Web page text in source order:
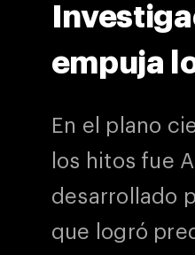
empuja
En el plano
los hitos fue
desarrollado
que logró